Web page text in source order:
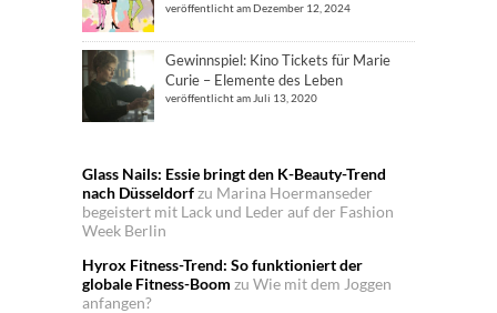
veröffentlicht am Dezember 12, 2024
Gewinnspiel: Kino Tickets für Marie
Curie – Elemente des Leben
veröffentlicht am Juli 13, 2020
Glass Nails: Essie bringt den K-Beauty-Trend
nach Düsseldorfzu Marina Hoermanseder
begeistert mit Lack und Leder auf der Fashion
Week Berlin
Hyrox Fitness-Trend: So funktioniert der
globale Fitness-Boom zu Wie mit dem Joggen
anfangen?